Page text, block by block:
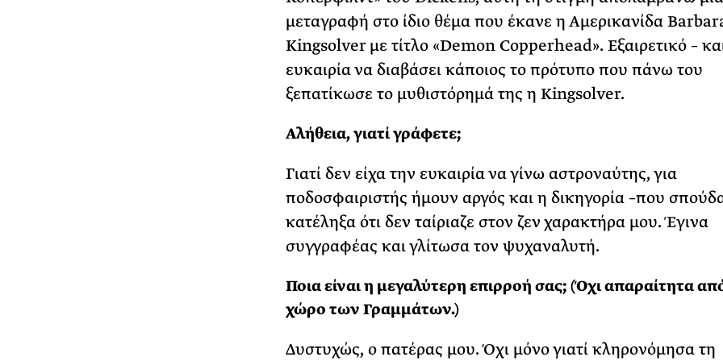
μεταγραφή στο ίδιο θέμα που έκανε η Αμερικανίδα
Kingsolver με τίτλο «Demon Copperhead». Εξαιρετικό –
ευκαιρία να διαβάσει κάποιος το πρότυπο που πάνω του
ξεπατίκωσε το μυθιστόρημά της η Kingsolver.
Αλήθεια, γιατί γράφετε;
Γιατί δεν είχα την ευκαιρία να γίνω αστροναύτης, για
ποδοσφαιριστής ήμουν αργός και η δικηγορία –που
κατέληξα ότι δεν ταίριαζε στον ζεν χαρακτήρα μου. Έγινα
συγγραφέας και γλίτωσα τον ψυχαναλυτή.
Ποια είναι η μεγαλύτερη επιρροή σας; (Όχι απαραίτητα
χώρο των Γραμμάτων.)
Δυστυχώς, ο πατέρας μου. Όχι μόνο γιατί κληρονόμησα τη